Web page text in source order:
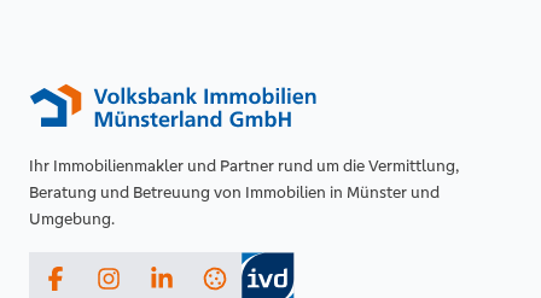
Ihr Immobilienmakler und Partner rund um die Vermittlung,
Beratung und Betreuung von Immobilien in Münster und
Umgebung.
FacebookInstagramLinkedIn